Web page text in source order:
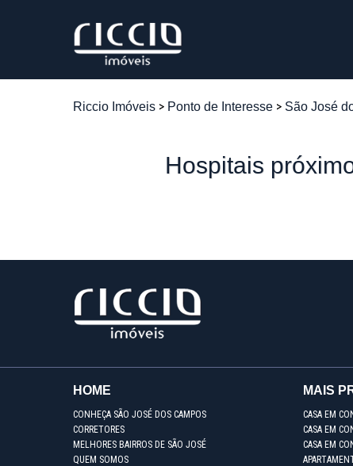
Riccio Imóveis Ponto de Interesse São José
Hospitais
HOME
CONHEÇA SÃO JOSÉ DOS CAMPOS
CORRETORES
MELHORES BAIRROS DE SÃO JOSÉ
QUEM SOMOS
MAIS
CASA EM
CASA EM
CASA EM